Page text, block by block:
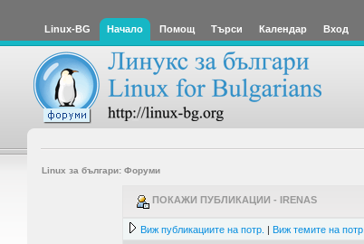
Linux-BG Начало Помощ Търси Календар Вход
Linux за българи: Форуми
ПОКАЖИ ПУБЛИКАЦИИ - IRENAS
Виж публикациите на потр. | Виж темите на потр.